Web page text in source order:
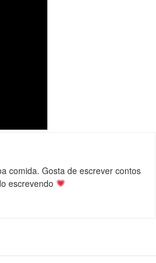
comida. Gosta de escrever contos
escrevendo